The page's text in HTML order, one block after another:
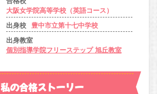
大阪女学院高等学校（英語コース）
出身校
豊中市立第十七中学校
出身教室
個別指導学院フリーステップ 旭丘教室
私の合格ストーリー